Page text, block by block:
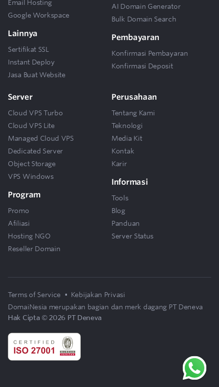
Email Hosting
Google Workspace
Lainnya
Sertifikat SSL
Instant Deploy
Jasa Buat Website
AI Domain Generator
Bulk Domain Search
Pembayaran
Konfirmasi Pembayaran
Konfirmasi Deposit
Server
Cloud VPS Turbo
Cloud VPS Lite
Managed Cloud VPS
Dedicated Server
Object Storage
VPS Windows
Program
Promo
Afiliasi
Hosting NGO
Reseller Domain
Perusahaan
Tentang Kami
Teknologi
Media Kit
Kontak
Karir
Informasi
Tools
Blog
Panduan
Server Status
Terms of Service • Kebijakan Privasi
DomaiNesia merupakan bagian dan merk dagang PT Deneva
Hak Cipta © 2026 PT Deneva